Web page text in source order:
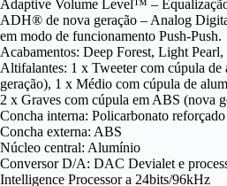
Adaptive Volume Level™ –
ADH® de nova geração – Analog
em modo de funcionamento Push-Push.
Acabamentos: Deep Forest, Light Pearl,
Altifalantes: 1 x Tweeter com cúpula de
geração), 1 x Médio com cúpula de
2 x Graves com cúpula em ABS (nova
Concha interna: Policarbonato
Concha externa: ABS
Núcleo central: Alumínio
Conversor D/A: DAC Devialet e
Intelligence Processor a 24bits/96kHz